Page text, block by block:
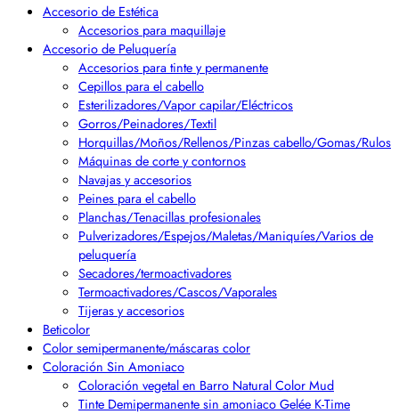
Accesorio de Estética
Accesorios para maquillaje
Accesorio de Peluquería
Accesorios para tinte y permanente
Cepillos para el cabello
Esterilizadores/Vapor capilar/Eléctricos
Gorros/Peinadores/Textil
Horquillas/Moños/Rellenos/Pinzas cabello/Gomas/Rulos
Máquinas de corte y contornos
Navajas y accesorios
Peines para el cabello
Planchas/Tenacillas profesionales
Pulverizadores/Espejos/Maletas/Maniquíes/Varios de
peluquería
Secadores/termoactivadores
Termoactivadores/Cascos/Vaporales
Tijeras y accesorios
Beticolor
Color semipermanente/máscaras color
Coloración Sin Amoniaco
Coloración vegetal en Barro Natural Color Mud
Tinte Demipermanente sin amoniaco Gelée K-Time